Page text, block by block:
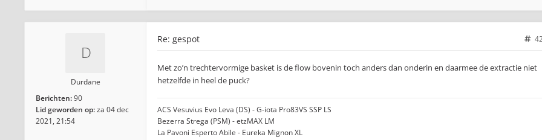
Durdane
Berichten:90
Lid geworden op:za 04 dec
2021, 21:54
Re: gespot
Met zo’n trechtervormige basket is de flow bovenin toch anders dan onderin en daarmee de extractie niet
hetzelfde in heel de puck?
ACS Vesuvius Evo Leva (DS) - G-iota Pro83VS SSP LS
Bezerra Strega (PSM) - etzMAX LM
La Pavoni Esperto Abile - Eureka Mignon XL